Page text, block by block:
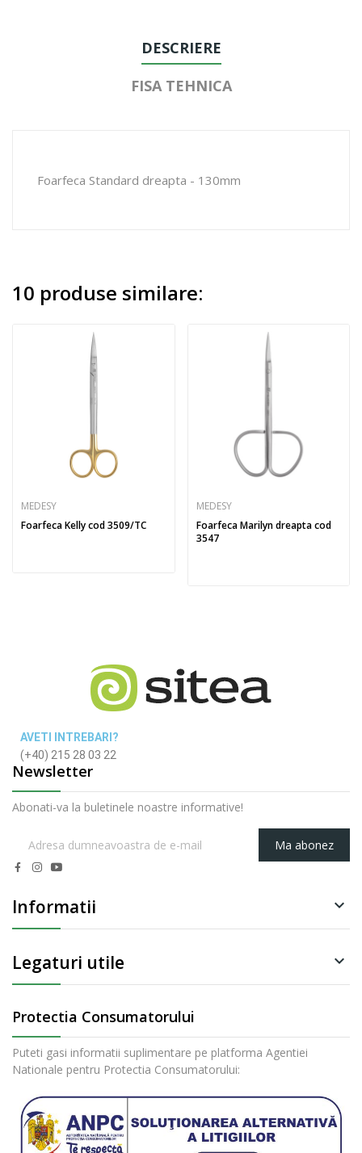
DESCRIERE
FISA TEHNICA
Foarfeca Standard dreapta - 130mm
10 produse similare:
MEDESY
Foarfeca Kelly cod 3509/TC
MEDESY
Foarfeca Marilyn dreapta cod
3547
AVETI INTREBARI?
(+40) 215 28 03 22
Newsletter
Abonati-va la buletinele noastre informative!
Ma abonez
Informatii 
Legaturi utile 
Protectia Consumatorului
Puteti gasi informatii suplimentare pe platforma Agentiei
Nationale pentru Protectia Consumatorului: